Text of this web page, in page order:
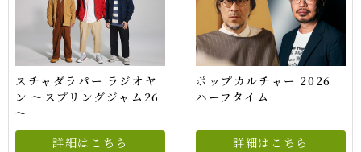
スチャダラパー ラジオヤ
ン ～スプリングジャム26
～
詳細はこちら
ポップカルチャー 2026
ハーフタイム
詳細はこちら